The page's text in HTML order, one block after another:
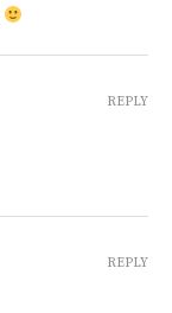
REPLY
REPLY